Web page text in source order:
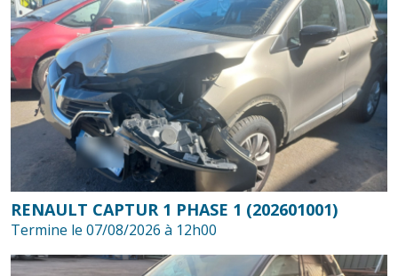
RENAULT CAPTUR 1 PHASE 1 (202601001)
Termine le 07/08/2026 à 12h00